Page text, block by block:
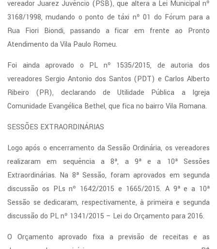
vereador Juarez Juvêncio (PSB), que altera a Lei Municipal nº
3168/1998, mudando o ponto de táxi nº 01 do Fórum para a
Rua Fiori Biondi, passando a ficar em frente ao Pronto
Atendimento da Vila Paulo Romeu.
Foi ainda aprovado o PL nº 1535/2015, de autoria dos
vereadores Sergio Antonio dos Santos (PDT) e Carlos Alberto
Ribeiro (PR), declarando de Utilidade Pública a Igreja
Comunidade Evangélica Bethel, que fica no bairro Vila Romana.
SESSÕES EXTRAORDINÁRIAS
Logo após o encerramento da Sessão Ordinária, os vereadores
realizaram em sequência a 8ª, a 9ª e a 10ª Sessões
Extraordinárias. Na 8ª Sessão, foram aprovados em segunda
discussão os PLs nº 1642/2015 e 1665/2015. A 9ª e a 10ª
Sessão se dedicaram, respectivamente, à primeira e segunda
discussão do PL nº 1341/2015 – Lei do Orçamento para 2016.
O Orçamento aprovado fixa a previsão de receitas e as